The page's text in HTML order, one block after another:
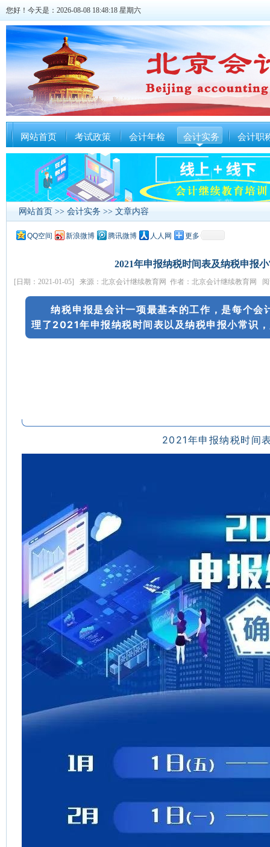
您好！今天是：2026-08-08 18:48:19 星期六
网站首页 考试政策 会计年检 会计实务 会计职
网站首页 >> 会计实务 >> 文章内容
QQ空间 新浪微博 腾讯微博 人人网 更多
2021年申报纳税时间表及纳税申报
[日期：2021-01-05] 来源：北京会计继续教育网 作者：北京会计继续教育网 阅
纳税申报是会计一项最基本的工作，是每个会
理了2021年申报纳税时间表以及纳税申报小常识
2021年申报纳税时间